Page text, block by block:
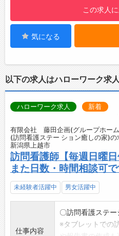
達成感は大きい
HAPPYな職場で
てノートPCへの
■課題の抽出と改
・従業員へアン
・4ヶ月に1度程
し合いを計画して
【先輩社員の声】
仕事を一人で完
未経験からの入社
ありますが、工
き、何よりも綺
前のサービスマン
【取扱メーカー】
レクサス、トヨタ
メルセデス・ベン
クスワーゲン、
・充実の資格取
ルアップを手厚
・新入社員への
よる成長のチャ
■費用は会社が全
・国家整備士2級
・大型特殊免許
・牽引免許
・整備主任者
・自動車検査員
・玉掛け技能講習
【職場の雰囲気・
■一人ひとりの声
・誇りを持ちなが
この求人
気になる
以下の求人はハローワーク求
ハローワーク求人 新着
有限会社 藤田企画(グループホー
(訪問看護ステー ション癒しの家)
新潟県上越市
訪問看護師【毎週日曜
また日数・時間相談可で
未経験者活躍中 男女活躍中
仕事内容
〇訪問看護ステ
※タブレットでの